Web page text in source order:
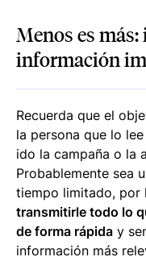
Menos es
información
Recuerda que el
la persona que lo
ido la campaña o la
Probablemente sea
tiempo limitado, por
transmitirle todo lo
de forma rápida y
información más